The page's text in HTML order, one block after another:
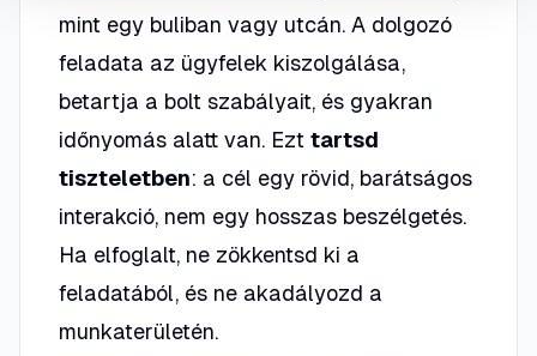
mint egy buliban vagy utcán. A dolgozó
feladata az ügyfelek kiszolgálása,
betartja a bolt szabályait, és gyakran
időnyomás alatt van. Ezt tartsd
tiszteletben: a cél egy rövid, barátságos
interakció, nem egy hosszas beszélgetés.
Ha elfoglalt, ne zökkentsd ki a
feladatából, és ne akadályozd a
munkaterületén.